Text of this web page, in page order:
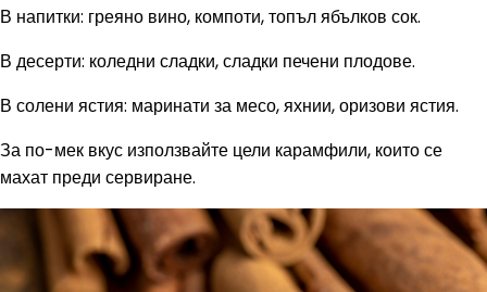
В напитки: греяно вино, компоти, топъл ябълков сок.
В десерти: коледни сладки, сладки печени плодове.
В солени ястия: маринати за месо, яхнии, оризови ястия.
За по-мек вкус използвайте цели карамфили, които се
махат преди сервиране.